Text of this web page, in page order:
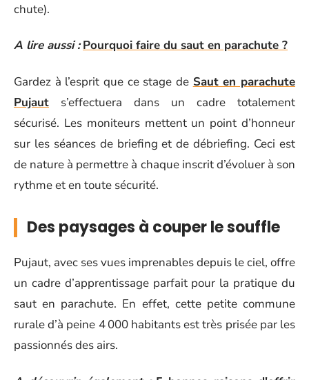
chute).
A lire aussi : Pourquoi faire du saut en parachute ?
Gardez à l’esprit que ce stage de Saut en parachute
Pujaut s’effectuera dans un cadre totalement
sécurisé. Les moniteurs mettent un point d’honneur
sur les séances de briefing et de débriefing. Ceci est
de nature à permettre à chaque inscrit d’évoluer à son
rythme et en toute sécurité.
Des paysages à couper le souffle
Pujaut, avec ses vues imprenables depuis le ciel, offre
un cadre d’apprentissage parfait pour la pratique du
saut en parachute. En effet, cette petite commune
rurale d’à peine 4 000 habitants est très prisée par les
passionnés des airs.